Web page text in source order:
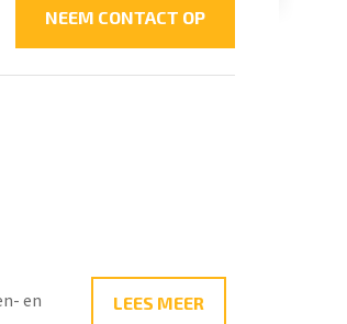
NEEM CONTACT OP
en
LEES MEER